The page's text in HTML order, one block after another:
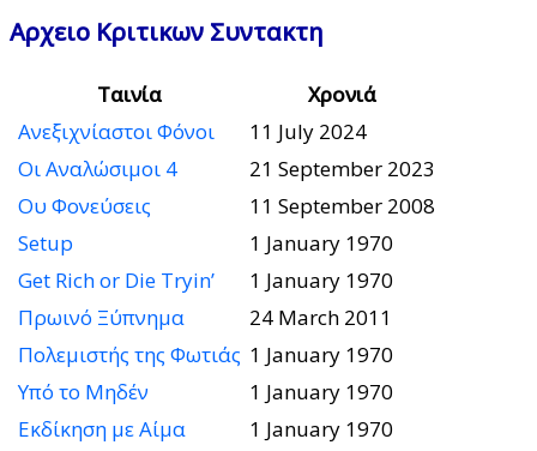
Αρχειο Κριτικων Συντακτη
Ταινία
Χρονιά
Ανεξιχνίαστοι Φόνοι
11 July 2024
Οι Αναλώσιμοι 4
21 September 2023
Ου Φονεύσεις
11 September 2008
Setup
1 January 1970
Get Rich or Die Tryin’
1 January 1970
Πρωινό Ξύπνημα
24 March 2011
Πολεμιστής της Φωτιάς 1 January 1970
Υπό το Μηδέν
1 January 1970
Εκδίκηση με Αίμα
1 January 1970